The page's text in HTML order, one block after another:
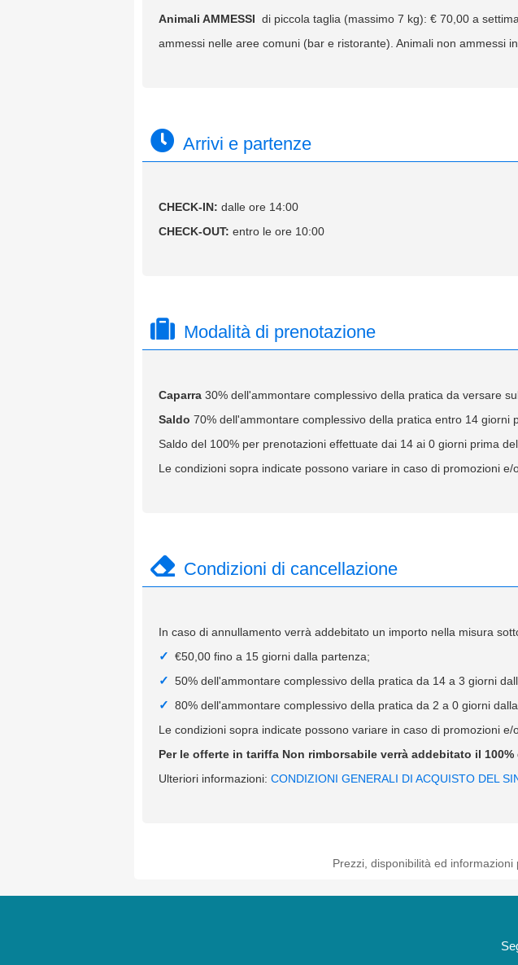
Animali AMMESSI di piccola taglia (massimo 7 kg): € 70,00 a
ammessi nelle aree comuni (bar e ristorante). Animali non ammessi in
Arrivi e partenze
CHECK-IN: dalle ore 14:00
CHECK-OUT: entro le ore 10:00
Modalità di prenotazione
Caparra 30% dell'ammontare complessivo della pratica da versare
Saldo 70% dell'ammontare complessivo della pratica entro 14 giorni
Saldo del 100% per prenotazioni effettuate dai 14 ai 0 giorni prima
Le condizioni sopra indicate possono variare in caso di promozioni
Condizioni di cancellazione
In caso di annullamento verrà addebitato un importo nella misura
€50,00 fino a 15 giorni dalla partenza;
50% dell'ammontare complessivo della pratica da 14 a 3 giorni
80% dell'ammontare complessivo della pratica da 2 a 0 giorni
Le condizioni sopra indicate possono variare in caso di promozioni
Per le offerte in tariffa Non rimborsabile verrà addebitato il
Ulteriori informazioni: CONDIZIONI GENERALI DI ACQUISTO DEL
Prezzi, disponibilità ed